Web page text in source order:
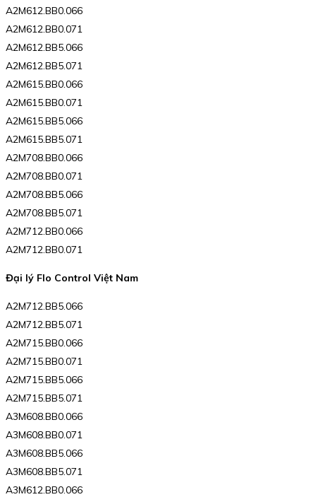
A2M612.BB0.066
A2M612.BB0.071
A2M612.BB5.066
A2M612.BB5.071
A2M615.BB0.066
A2M615.BB0.071
A2M615.BB5.066
A2M615.BB5.071
A2M708.BB0.066
A2M708.BB0.071
A2M708.BB5.066
A2M708.BB5.071
A2M712.BB0.066
A2M712.BB0.071
Đại lý Flo Control Việt Nam
A2M712.BB5.066
A2M712.BB5.071
A2M715.BB0.066
A2M715.BB0.071
A2M715.BB5.066
A2M715.BB5.071
A3M608.BB0.066
A3M608.BB0.071
A3M608.BB5.066
A3M608.BB5.071
A3M612.BB0.066